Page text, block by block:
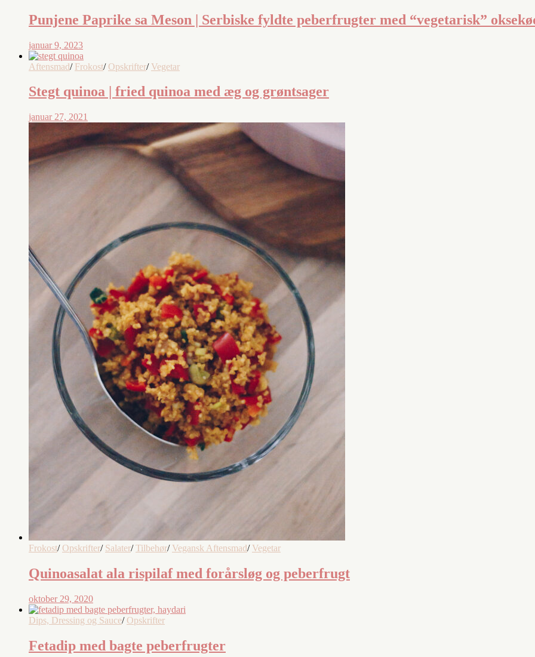
Punjene Paprike sa Meson | Serbiske fyldte peberfrugter med “vegetarisk”
januar 9, 2023
Aftensmad/ Frokost/ Opskrifter/ Vegetar
Stegt quinoa | fried quinoa med æg og grøntsager
januar 27, 2021
Frokost/ Opskrifter/ Salater/ Tilbehør/ Vegansk Aftensmad/ Vegetar
Quinoasalat ala rispilaf med forårsløg og peberfrugt
oktober 29, 2020
Dips, Dressing og Sauce/ Opskrifter
Fetadip med bagte peberfrugter